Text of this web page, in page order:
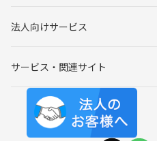
法人向けサービス
サービス・関連サイト